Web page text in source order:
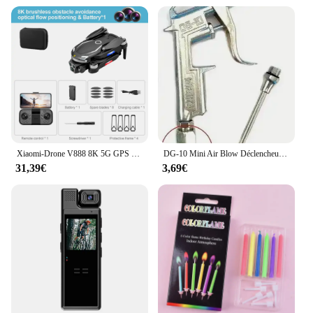
aerial photos and videos
Performance and Property: Equipped with advanced
GPS and obstacle avoidance technology
Parts and Accessories: Comes with a comprehensive
set of spare parts and accessories
Applicable People: Suitable for both amateur and
professional photographers and videographers
Features:
|Wholesale|Vendors|
**Advanced Aerial Imaging**
The LZ170146022CN Caméra drones are designed
to capture stunning aerial views with precision.
Equipped with a high-resolution camera, this drone
is perfect for both amateur and professional
photographers and videographers. The advanced
GPS system ensures stable and accurate positioning,
while the obstacle avoidance technology keeps your
drone safe from collisions. Whether you're shooting
landscapes, events, or real estate, this drone delivers
crisp, clear images every time.
Xiaomi-Drone V888 8K 5G GPS HD Triple Caméra, Flux Optique, Positionnement, Évitement d'Obstacles, Photographie, Jouets RC, Quadcopter 10000M
31,39€
DG-10 Mini Air Blow Déclencheur Nettoyant Compresseur Poussière Souffleur Buse Livres Outil Compresseur Portable Livres Fournitures
3,69€